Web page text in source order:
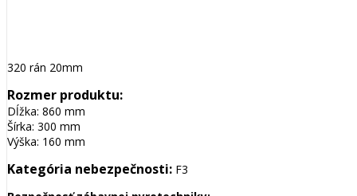
320 rán 20mm
Rozmer produktu:
Dĺžka: 860 mm
Šírka: 300 mm
Výška: 160 mm
Kategória nebezpečnosti: F3